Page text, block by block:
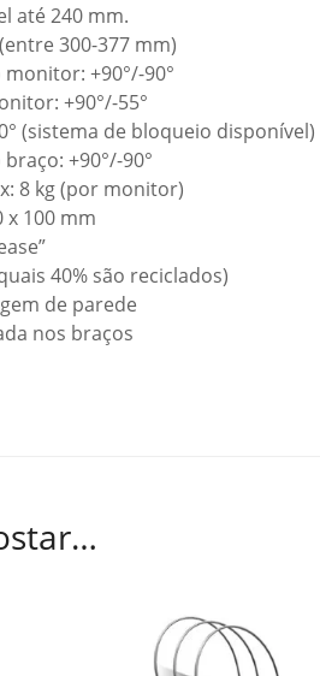
até 240 mm.
300-377 mm)
+90°/-90°
+90°/-55°
(sistema de bloqueio disponível)
+90°/-90°
8 kg (por monitor)
x 100 mm
40% são reciclados)
de parede
nos braços